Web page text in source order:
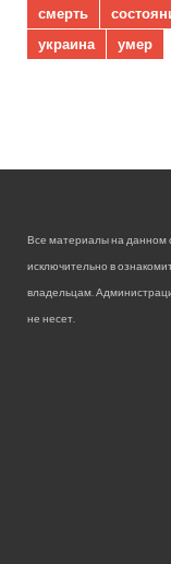
смерть
украина
умер
Все материалы на данном
исключительно в
владельцам.
не несет.